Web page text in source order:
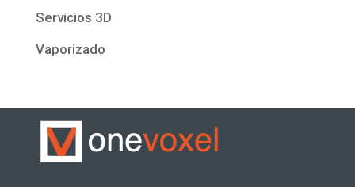
Servicios 3D
Vaporizado